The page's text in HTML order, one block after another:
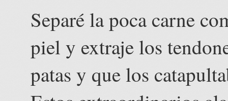
Separé la poca carne
piel y extraje los
patas y que los